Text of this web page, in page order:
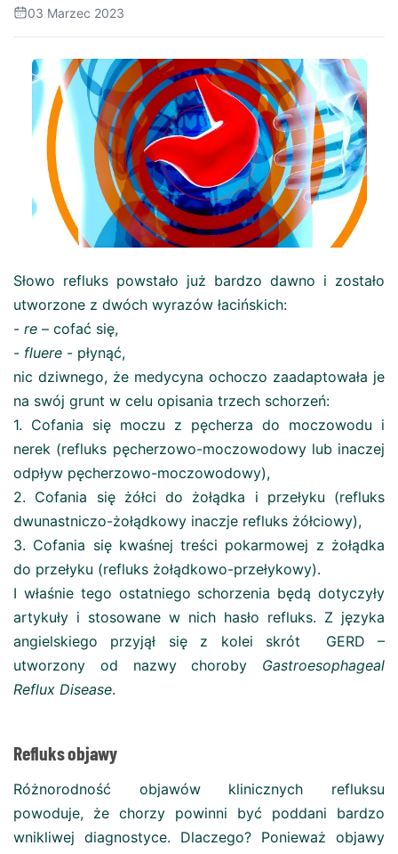
03 Marzec 2023
Słowo refluks powstało już bardzo dawno i zostało
utworzone z dwóch wyrazów łacińskich:
- re – cofać się,
- fluere - płynąć,
nic dziwnego, że medycyna ochoczo zaadaptowała je
na swój grunt w celu opisania trzech schorzeń:
1. Cofania się moczu z pęcherza do moczowodu i
nerek (refluks pęcherzowo-moczowodowy lub inaczej
odpływ pęcherzowo-moczowodowy),
2. Cofania się żółci do żołądka i przełyku (refluks
dwunastniczo-żołądkowy inaczje refluks żółciowy),
3. Cofania się kwaśnej treści pokarmowej z żołądka
do przełyku (refluks żołądkowo-przełykowy).
I właśnie tego ostatniego schorzenia będą dotyczyły
artykuły i stosowane w nich hasło refluks. Z języka
angielskiego przyjął się z kolei skrót GERD –
utworzony od nazwy choroby Gastroesophageal
Reflux Disease.
Refluks objawy
Różnorodność objawów klinicznych refluksu
powoduje, że chorzy powinni być poddani bardzo
wnikliwej diagnostyce. Dlaczego? Ponieważ objawy